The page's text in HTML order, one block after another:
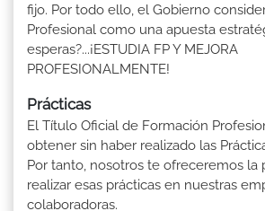
fijo. Por todo ello, el Gobierno
Profesional como una apuesta
esperas?...¡ESTUDIA FP Y MEJORA
PROFESIONALMENTE!
Prácticas
El Título Oficial de Formación
obtener sin haber realizado las
Por tanto, nosotros te ofreceremos la
realizar esas prácticas en nuestras
colaboradoras.